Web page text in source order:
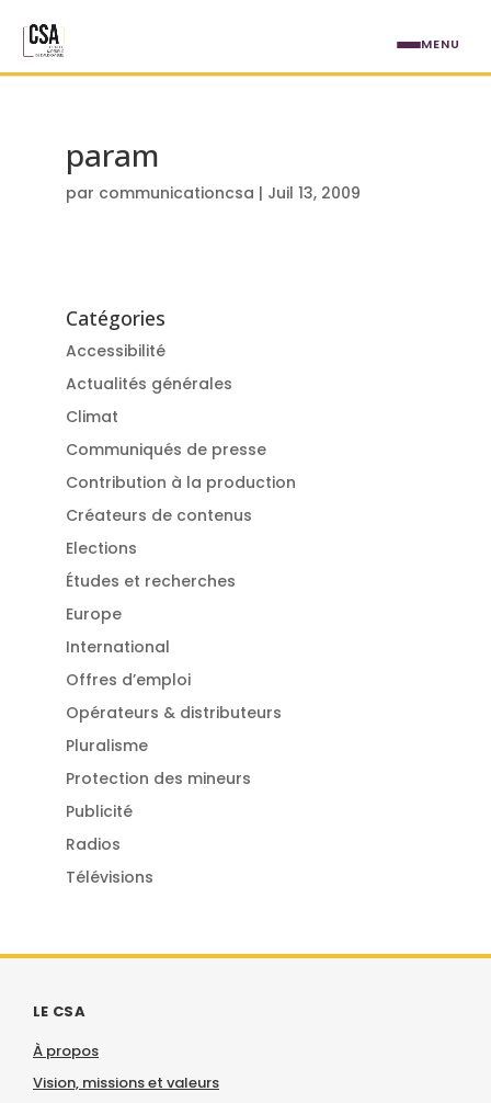
param
par communicationcsa | Juil 13, 2009
Catégories
Accessibilité
Actualités générales
Climat
Communiqués de presse
Contribution à la production
Créateurs de contenus
Elections
Études et recherches
Europe
International
Offres d’emploi
Opérateurs & distributeurs
Pluralisme
Protection des mineurs
Publicité
Radios
Télévisions
LE CSA
À propos
Vision, missions et valeurs
MENU